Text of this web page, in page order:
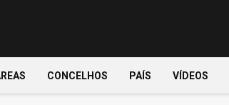
CONCELHOS PAÍS VÍDEOS